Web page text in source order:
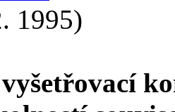
1995)